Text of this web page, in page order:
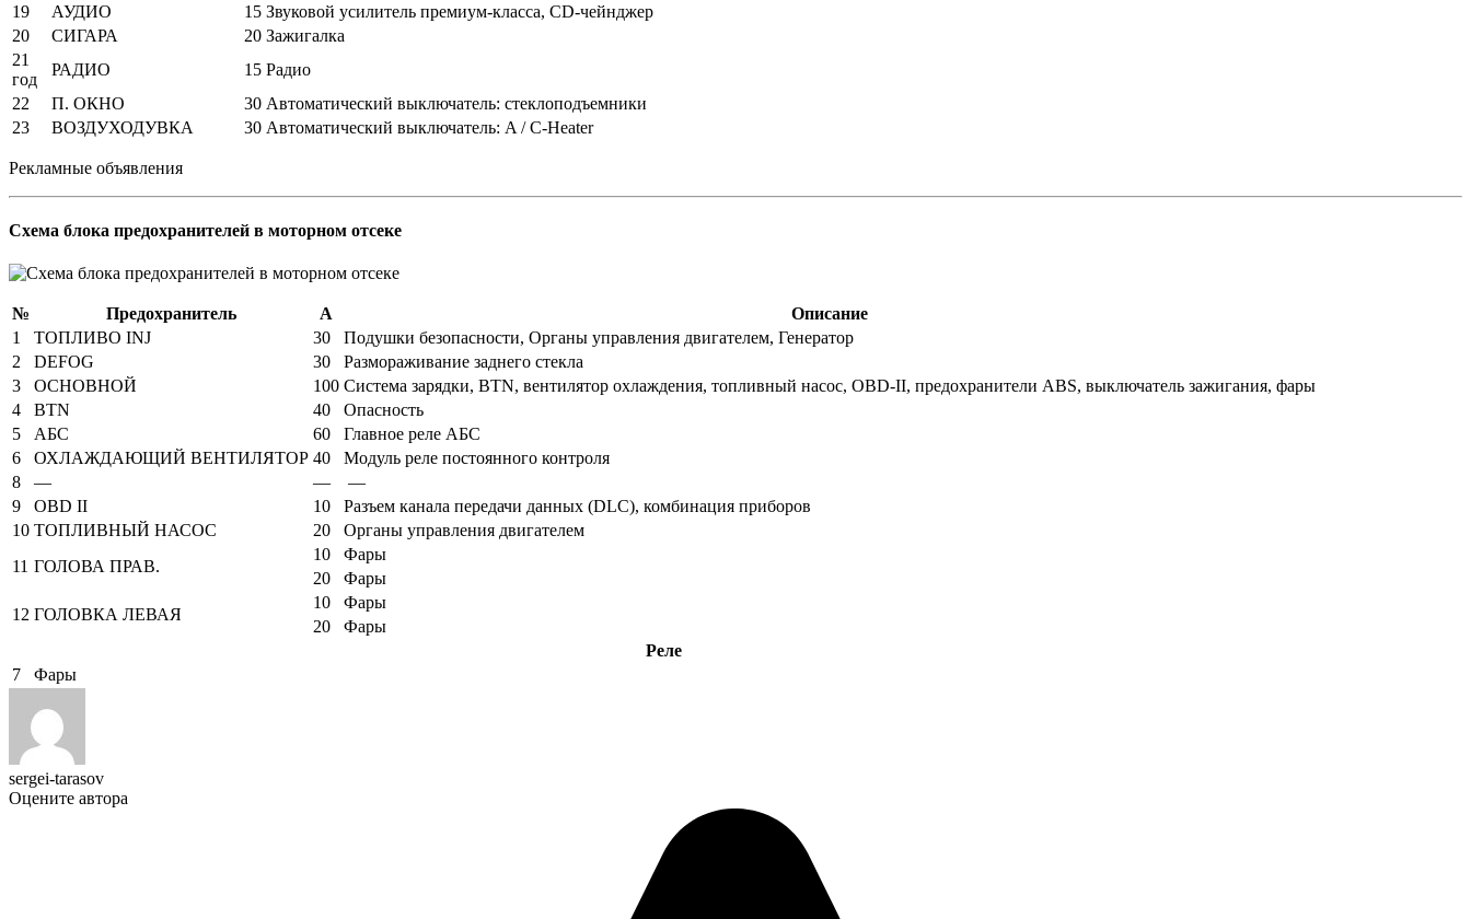
19
АУДИО 15 Звуковой усилитель премиум-класса, CD-чейнджер
20
СИГАРА 20 Зажигалка
21
год
РАДИО 15 Радио
22
П. ОКНО 30 Автоматический выключатель: стеклоподъемники
23
ВОЗДУХОДУВКА 30 Автоматический выключатель: A / C-Heater
Рекламные объявления
Схема блока предохранителей в моторном отсеке
№ Предохранитель А
Описание
1
ТОПЛИВО INJ 30
Подушки безопасности, Органы управления двигателем, Генератор
2
DEFOG 30
Размораживание заднего стекла
3
ОСНОВНОЙ 100 Система зарядки, BTN, вентилятор охлаждения, топливный насос, OBD-II, предохранители ABS, выключатель зажигания, фары
4
BTN 40
Опасность
5
АБС 60
Главное реле АБС
6
ОХЛАЖДАЮЩИЙ ВЕНТИЛЯТОР 40
Модуль реле постоянного контроля
8
— —
—
9
OBD II 10
Разъем канала передачи данных (DLC), комбинация приборов
10 ТОПЛИВНЫЙ НАСОС 20
Органы управления двигателем
11 ГОЛОВА ПРАВ.
10
Фары
20
Фары
12 ГОЛОВКА ЛЕВАЯ
10
Фары
20
Фары
Реле
7
Фары
sergei-tarasov
Оцените автора